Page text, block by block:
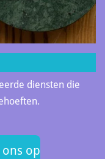
diensten die
op